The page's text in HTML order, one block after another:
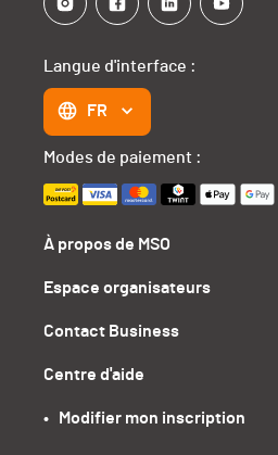
À propos de MSO
Espace organisateurs
Contact Business
Centre d'aide
•   Modifier mon inscription
Langue d'interface :
FR
Modes de paiement :